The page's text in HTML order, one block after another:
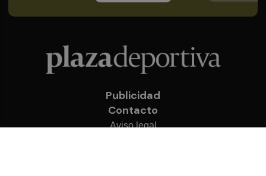
Publicidad
Contacto
Aviso legal